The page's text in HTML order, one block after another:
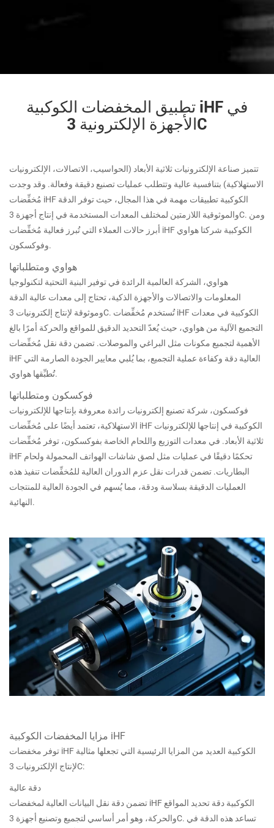
تطبيق المخفضات الكوكبية iHF في
الأجهزة الإلكترونية 3C
تتميز صناعة الإلكترونيات ثلاثية الأبعاد (الحواسيب، الاتصالات، الإلكترونيات
الاستهلاكية) بتنافسية عالية وتتطلب عمليات تصنيع دقيقة وفعالة. وقد وجدت
مُخفِّضات iHF الكوكبية تطبيقات مهمة في هذا المجال، حيث توفر الدقة
والموثوقية اللازمتين لمختلف المعدات المستخدمة في إنتاج أجهزة 3C. ومن
أبرز حالات العملاء التي تُبرز فعالية مُخفِّضات iHF الكوكبية شركتا هواوي
وفوكسكون.
هواوي ومتطلباتها
هواوي، الشركة العالمية الرائدة في توفير البنية التحتية لتكنولوجيا
المعلومات والاتصالات والأجهزة الذكية، تحتاج إلى معدات عالية الدقة
وموثوقة لإنتاج إلكترونيات 3C. تُستخدم مُخفِّضات iHF الكوكبية في معدات
التجميع الآلية من هواوي، حيث يُعدّ التحديد الدقيق للمواقع والحركة أمرًا بالغ
الأهمية لتجميع مكونات مثل البراغي والموصلات. تضمن دقة نقل مُخفِّضات
iHF العالية دقة وكفاءة عملية التجميع، بما يُلبي معايير الجودة الصارمة التي
تُطبِّقها هواوي.
فوكسكون ومتطلباتها
فوكسكون، شركة تصنيع إلكترونيات رائدة معروفة بإنتاجها للإلكترونيات
الاستهلاكية، تعتمد أيضًا على مُخفِّضات iHF الكوكبية في إنتاجها للإلكترونيات
ثلاثية الأبعاد. في معدات التوزيع واللحام الخاصة بفوكسكون، توفر مُخفِّضات
iHF تحكمًا دقيقًا في عمليات مثل لصق شاشات الهواتف المحمولة ولحام
البطاريات. تضمن قدرات نقل عزم الدوران العالية للمُخفِّضات تنفيذ هذه
العمليات الدقيقة بسلاسة ودقة، مما يُسهم في الجودة العالية للمنتجات
النهائية.
مزايا المخفضات الكوكبية iHF
توفر مخفضات iHF الكوكبية العديد من المزايا الرئيسية التي تجعلها مثالية
لإنتاج الإلكترونيات 3C:
دقة عالية
تضمن دقة نقل البيانات العالية لمخفضات iHF الكوكبية دقة تحديد المواقع
والحركة، وهو أمر أساسي لتجميع وتصنيع أجهزة 3C. تساعد هذه الدقة في